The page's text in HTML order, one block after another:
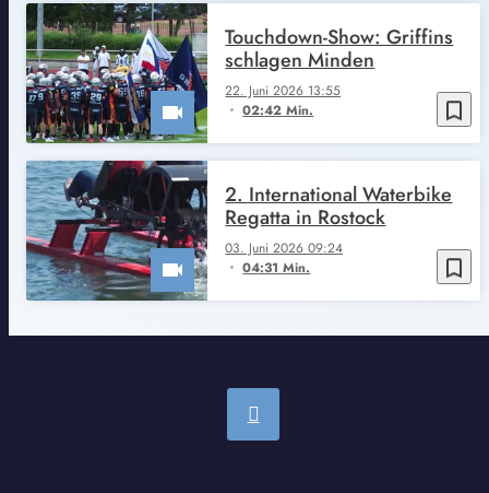
bookmark_border
22. Juni 2026 13:55
02:42 Min.
Touchdown-Show: Griffins
schlagen Minden
bookmark_border
03. Juni 2026 09:24
04:31 Min.
2. International Waterbike
Regatta in Rostock